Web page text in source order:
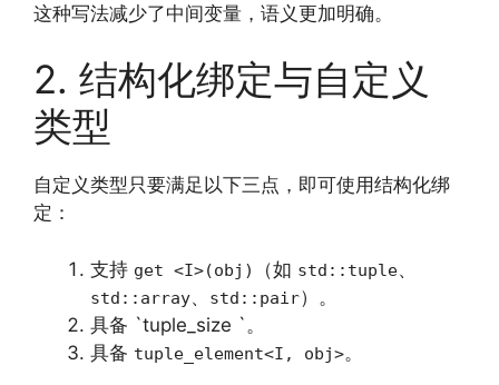
这种写法减少了中间变量，语义更加明确。
2. 结构化绑定与自定义
类型
自定义类型只要满足以下三点，即可使用结构化绑
定：
支持 get <I>(obj) （如 std::tuple、
std::array、 std::pair）。
具备 `tuple_size `。
具备 tuple_element<I, obj>。